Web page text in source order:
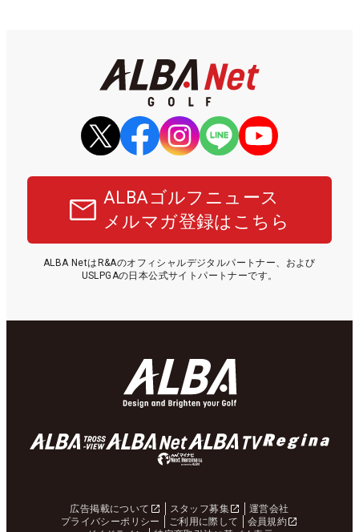
ALBAゴルフニュース
メルマガ登録はこちら
ALBA NetはR&Aのオフィシャルデジタルパートナー、および
USLPGAの日本公式サイトパートナーです。
広告掲載について スタッフ募集
運営会社
プライバシーポリシー
ご利用に際して
会員規約